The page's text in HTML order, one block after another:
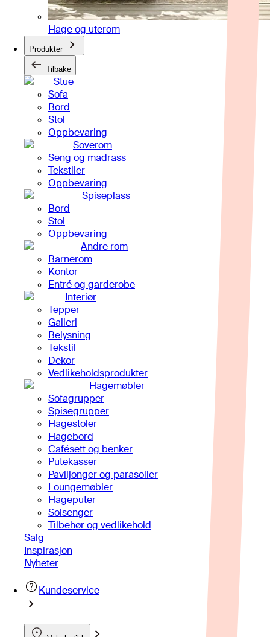
Hage og uterom
Produkter
Tilbake
Stue
Sofa
Bord
Stol
Oppbevaring
Soverom
Seng og madrass
Tekstiler
Oppbevaring
Spiseplass
Bord
Stol
Oppbevaring
Andre rom
Barnerom
Kontor
Entré og garderobe
Interiør
Tepper
Galleri
Belysning
Tekstil
Dekor
Vedlikeholdsprodukter
Hagemøbler
Sofagrupper
Spisegrupper
Hagestoler
Hagebord
Cafésett og benker
Putekasser
Paviljonger og parasoller
Loungemøbler
Hageputer
Solsenger
Tilbehør og vedlikehold
Salg
Inspirasjon
Nyheter
Kundeservice